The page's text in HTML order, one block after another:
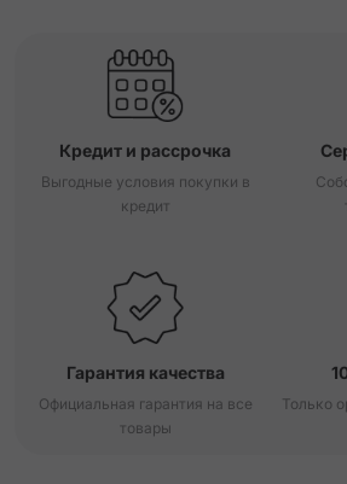
Кредит и рассрочка
Выгодные условия покупки в
кредит
Гарантия качества
Официальная гарантия на все
товары
Только